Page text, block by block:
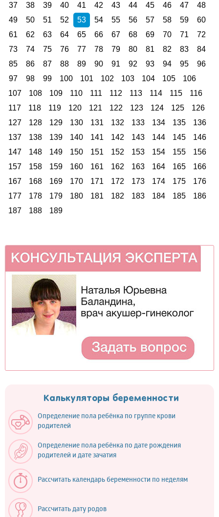
37
38 39 40 41 42 43 44 45 46 47
48
49
50 51 52 53 54 55 56 57 58 59
60
61
62 63 64 65 66 67 68 69 70 71
72
73
74 75 76 77 78 79 80 81 82 83
84
85
86 87 88 89 90 91 92 93 94 95
96
97
98 99 100 101 102 103 104 105
106
107
108 109 110 111 112 113 114 115
116
117
118 119 120 121 122 123 124 125
126
127
128 129 130 131 132 133 134 135
136
137
138 139 140 141 142 143 144 145
146
147
148 149 150 151 152 153 154 155
156
157
158 159 160 161 162 163 164 165
166
167
168 169 170 171 172 173 174 175
176
177
178 179 180 181 182 183 184 185
186
187
188 189
Калькуляторы беременности
Определение пола ребёнка по группе крови
родителей
Определение пола ребёнка по дате рождения
родителей и дате зачатия
Рассчитать календарь беременности по неделям
Рассчитать дату родов